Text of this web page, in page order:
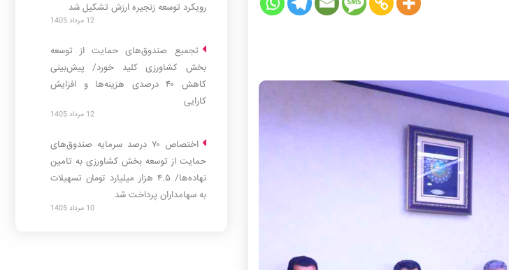
رویکرد توسعه زنجیره ارزش تشکیل شد
12 مرداد 1405
تجمیع صندوق‌های حمایت از توسعه
بخش کشاورزی کلید خورد/ پیش‌بینی
کاهش ۴۰ درصدی هزینه‌ها و افزایش
کارایی
12 مرداد 1405
اختصاص ۷۰ درصد سرمایه صندوق‌های
حمایت از توسعه بخش کشاورزی به تامین
نهاده‌ها/ ۴.۵ هزار میلیارد تومان تسهیلات
به سهامداران پرداخت شد
10 مرداد 1405